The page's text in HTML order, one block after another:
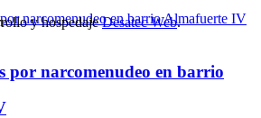
por narcomenudeo en barrio
y hospedajeDesatec Web.